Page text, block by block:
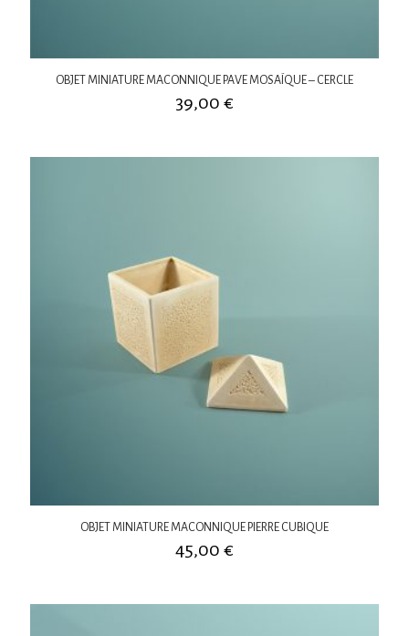
OBJET MINIATURE MACONNIQUE PAVE MOSAÏQUE – CERCLE
39,00 €
OBJET MINIATURE MACONNIQUE PIERRE CUBIQUE
45,00 €